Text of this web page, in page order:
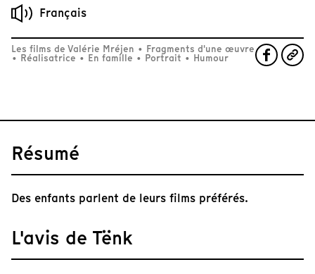
Français
Les films de Valérie Mréjen • Fragments d'une œuvre
• Réalisatrice • En famille • Portrait • Humour
Résumé
Des enfants parlent de leurs films préférés.
L'avis de Tënk